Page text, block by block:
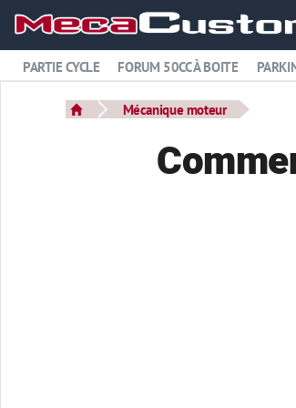
PARTIE CYCLE FORUM 50CC À BOITE
Mécanique moteur